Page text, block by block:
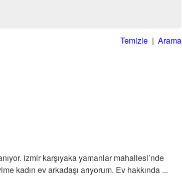
Temizle | Arama
izmir karşıyaka yamanlar mahallesi’nde
kadın ev arkadaşı arıyorum. Ev hakkında ...